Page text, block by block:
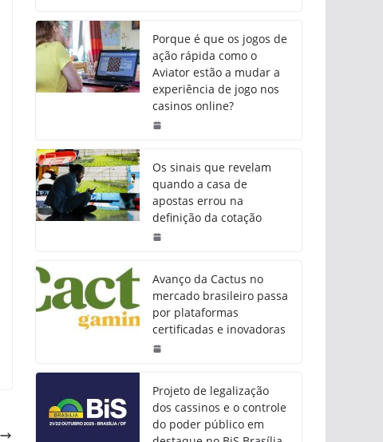
Porque é que os jogos de
ação rápida como o
Aviator estão a mudar a
experiência de jogo nos
casinos online?
Os sinais que revelam
quando a casa de
apostas errou na
definição da cotação
Avanço da Cactus no
mercado brasileiro passa
por plataformas
certificadas e inovadoras
Projeto de legalização
dos cassinos e o controle
do poder público em